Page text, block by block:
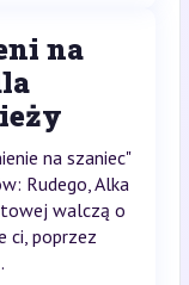
na
na szaniec"
Rudego, Alka
walczą o
ci, poprzez